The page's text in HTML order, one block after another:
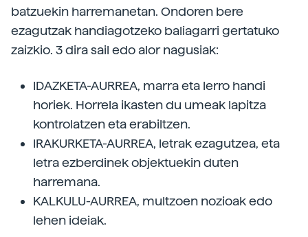
batzuekin harremanetan. Ondoren bere
ezagutzak handiagotzeko baliagarri gertatuko
zaizkio. 3 dira sail edo alor nagusiak:
IDAZKETA-AURREA, marra eta lerro handi
horiek. Horrela ikasten du umeak lapitza
kontrolatzen eta erabiltzen.
IRAKURKETA-AURREA, letrak ezagutzea, eta
letra ezberdinek objektuekin duten
harremana.
KALKULU-AURREA, multzoen nozioak edo
lehen ideiak.